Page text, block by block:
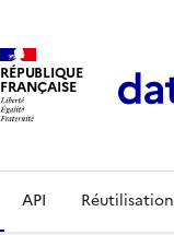
RÉPUBLIQUE
FRANÇAISE
API